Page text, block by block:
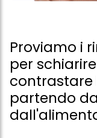
Proviamo i
per
contrastare
partendo